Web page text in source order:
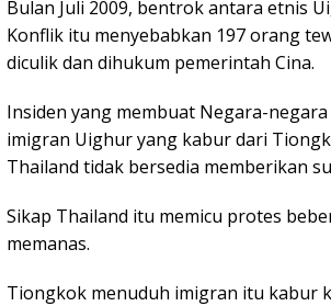
Bulan Juli 2009, bentrok antara etnis
Konflik itu menyebabkan 197 orang
diculik dan dihukum pemerintah Cina.
Insiden yang membuat Negara-
imigran Uighur yang kabur dari
Thailand tidak bersedia memberikan
Sikap Thailand itu memicu protes
memanas.
Tiongkok menuduh imigran itu kabur